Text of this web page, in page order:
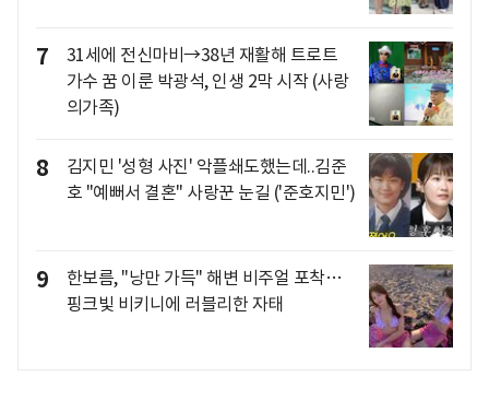
7
31세에 전신마비→38년 재활해 트로트
가수 꿈 이룬 박광석, 인생 2막 시작 (사랑
의가족)
8
김지민 '성형 사진' 악플쇄도했는데..김준
호 "예뻐서 결혼" 사랑꾼 눈길 ('준호지민')
9
한보름, "낭만 가득" 해변 비주얼 포착…
핑크빛 비키니에 러블리한 자태